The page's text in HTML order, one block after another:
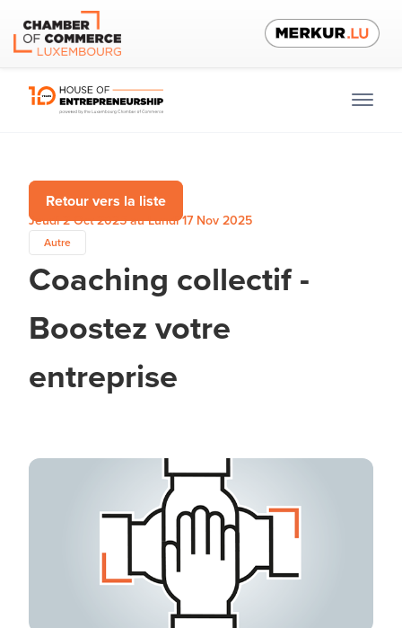
Retour vers la liste
Jeudi 2 Oct 2025 au Lundi 17 Nov 2025
Autre
Coaching collectif -
Boostez votre
entreprise